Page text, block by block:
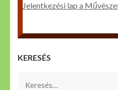
Jelentkezési lap a
KERESÉS
Keresés: